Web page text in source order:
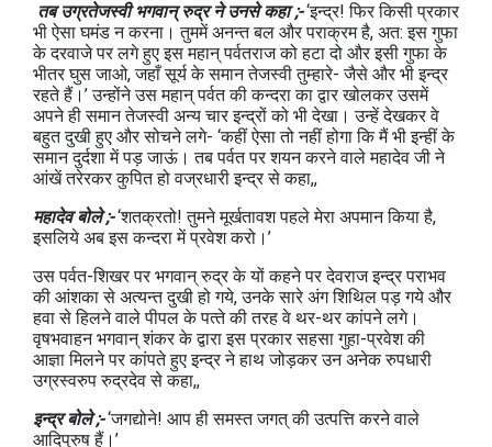
तब उग्रतेजस्‍वी भगवान् रुद्र ने उनसे कहा ;-‘इन्‍द्र! फिर किसी प्रकार
भी ऐसा घमंड न करना। तुममें अनन्‍त बल और पराक्रम है, अत: इस गुफा
के दरवाजे पर लगे हुए इस महान् पर्वतराज को हटा दो और इसी गुफा के
भीतर घुस जाओ, जहाँ सूर्य के समान तेजस्‍वी तुम्‍हारे- जैसे और भी इन्‍द्र
रहते हैं।’ उन्‍होंने उस महान् पर्वत की कन्‍दरा का द्वार खोलकर उसमें
अपने ही समान तेजस्‍वी अन्‍य चार इन्‍द्रों को भी देखा। उन्‍हें देखकर वे
बहुत दुखी हुए और सोचने लगे- ‘कहीं ऐसा तो नहीं होगा कि मैं भी इन्‍हीं के
समान दुर्दशा में पड़ जाऊं। तब पर्वत पर शयन करने वाले महादेव जी ने
आंखें तरेरकर कुपित हो वज्रधारी इन्‍द्र से कहा,,
महादेव बोले ;-‘शतक्रतो! तुमने मूर्खतावश पहले मेरा अपमान किया है,
इसलिये अब इस कन्‍दरा में प्रवेश करो।’
उस पर्वत-शिखर पर भगवान् रुद्र के यों कहने पर देवराज इन्‍द्र पराभव
की आंशका से अत्‍यन्‍त दुखी हो गये, उनके सारे अंग शिथिल पड़ गये और
हवा से हिलने वाले पीपल के पत्‍ते की तरह वे थर-थर कांपने लगे।
वृषभवाहन भगवान् शंकर के द्वारा इस प्रकार सहसा गुहा-प्रवेश की
आज्ञा मिलने पर कांपते हुए इन्‍द्र ने हाथ जोड़कर उन अनेक रुपधारी
उग्रस्‍वरुप रुद्रदेव से कहा,,
इन्द्र बोले ;-‘जगद्योने! आप ही समस्‍त जगत् की उत्‍पत्ति करने वाले
आदिपुरुष हैं।’